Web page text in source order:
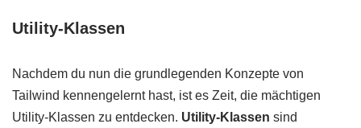
Utility-Klassen
Nachdem du nun die grundlegenden Konzepte von
Tailwind kennengelernt hast, ist es Zeit, die mächtigen
Utility-Klassen zu entdecken. Utility-Klassen sind